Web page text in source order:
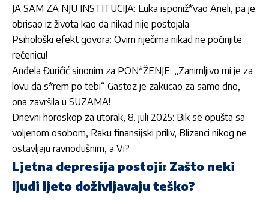
JA SAM ZA NJU INSTITUCIJA: Luka isponiž*vao Aneli, pa je
obrisao iz života kao da nikad nije postojala
Psihološki efekt govora: Ovim riječima nikad ne počinjite
rečenicu!
Anđela Đuričić sinonim za PON*ŽENJE: „Zanimljivo mi je za
lovu da s*rem po tebi“ Gastoz je zakucao za samo dno,
ona završila u SUZAMA!
Dnevni horoskop za utorak, 8. juli 2025: Bik se opušta sa
voljenom osobom, Raku finansijski priliv, Blizanci nikog ne
ostavljaju ravnodušnim, a Vi?
Ljetna depresija postoji: Zašto neki
ljudi ljeto doživljavaju teško?